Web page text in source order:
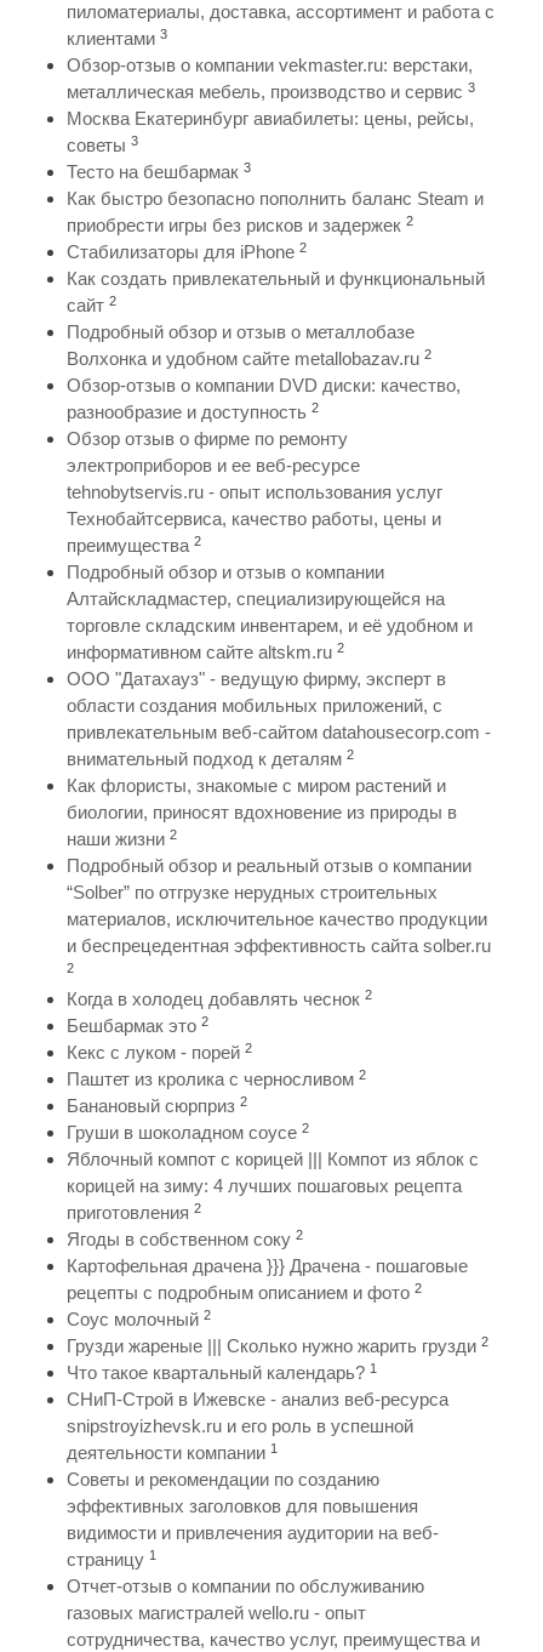
пиломатериалы, доставка, ассортимент и работа с
клиентами 3
Обзор-отзыв о компании vekmaster.ru: верстаки,
металлическая мебель, производство и сервис 3
Москва Екатеринбург авиабилеты: цены, рейсы,
советы 3
Тесто на бешбармак 3
Как быстро безопасно пополнить баланс Steam и
приобрести игры без рисков и задержек 2
Стабилизаторы для iPhone 2
Как создать привлекательный и функциональный
сайт 2
Подробный обзор и отзыв о металлобазе
Волхонка и удобном сайте metallobazav.ru 2
Обзор-отзыв о компании DVD диски: качество,
разнообразие и доступность 2
Обзор отзыв о фирме по ремонту
электроприборов и ее веб-ресурсе
tehnobytservis.ru - опыт использования услуг
Технобайтсервиса, качество работы, цены и
преимущества 2
Подробный обзор и отзыв о компании
Алтайскладмастер, специализирующейся на
торговле складским инвентарем, и её удобном и
информативном сайте altskm.ru 2
ООО "Датахауз" - ведущую фирму, эксперт в
области создания мобильных приложений, с
привлекательным веб-сайтом datahousecorp.com -
внимательный подход к деталям 2
Как флористы, знакомые с миром растений и
биологии, приносят вдохновение из природы в
наши жизни 2
Подробный обзор и реальный отзыв о компании
“Solber” по отгрузке нерудных строительных
материалов, исключительное качество продукции
и беспрецедентная эффективность сайта solber.ru
2
Когда в холодец добавлять чеснок 2
Бешбармак это 2
Кекс с луком - порей 2
Паштет из кролика с черносливом 2
Банановый сюрприз 2
Груши в шоколадном соусе 2
Яблочный компот с корицей ||| Компот из яблок с
корицей на зиму: 4 лучших пошаговых рецепта
приготовления 2
Ягоды в собственном соку 2
Картофельная драчена }}} Драчена - пошаговые
рецепты с подробным описанием и фото 2
Соус молочный 2
Грузди жареные ||| Сколько нужно жарить грузди 2
Что такое квартальный календарь? 1
СНиП-Строй в Ижевске - анализ веб-ресурса
snipstroyizhevsk.ru и его роль в успешной
деятельности компании 1
Советы и рекомендации по созданию
эффективных заголовков для повышения
видимости и привлечения аудитории на веб-
страницу 1
Отчет-отзыв о компании по обслуживанию
газовых магистралей wello.ru - опыт
сотрудничества, качество услуг, преимущества и